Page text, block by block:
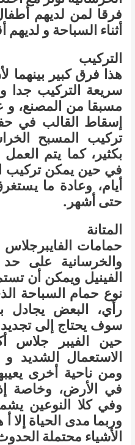
فرقا لمن لديهم
أثناء السباحة و
التركيب
هذا فرق كبير بينهما
سريعة التركيب جدا
مسبقا من المصنع، و
إسقاط القالب في
تركيب المسبح
بكثير، كما يتم
في حين يمكن تركيب
أيام، وعادة ما
حتى أشهر.
المتانة
حمامات الفايبرجلاس
والخرسانية على
الفينيل ويمكن أن
نوع حمام السباحة
رأي، البعض يجادل
سوف يحتاج إلى
حين الفيبر جلاس
الاستعمال الشديد
ومن ناحية أخرى
في الأرض، وخاصة
وفي كلا النوعين
وربما مدى الحياة إلا
الأشياء محتملة